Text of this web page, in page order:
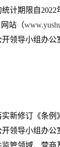
计期限自2022
站（
领导小组办公
新修订《条例
领导小组办
管领域、营商